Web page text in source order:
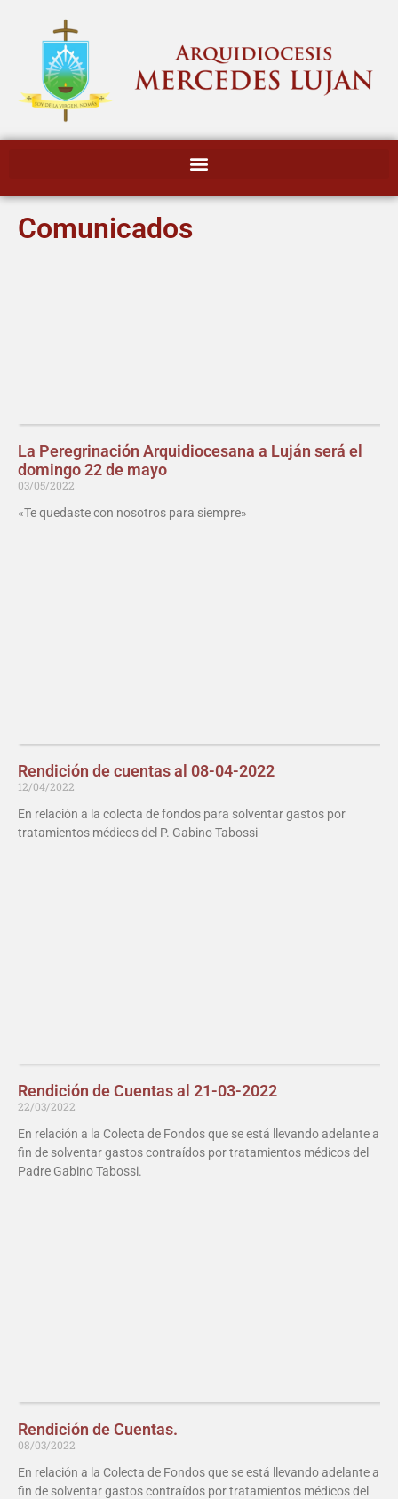
Comunicados
La Peregrinación Arquidiocesana a Luján será el
domingo 22 de mayo
03/05/2022
«Te quedaste con nosotros para siempre»
Rendición de cuentas al 08-04-2022
12/04/2022
En relación a la colecta de fondos para solventar gastos por
tratamientos médicos del P. Gabino Tabossi
Rendición de Cuentas al 21-03-2022
22/03/2022
En relación a la Colecta de Fondos que se está llevando adelante a
fin de solventar gastos contraídos por tratamientos médicos del
Padre Gabino Tabossi.
Rendición de Cuentas.
08/03/2022
En relación a la Colecta de Fondos que se está llevando adelante a
fin de solventar gastos contraídos por tratamientos médicos del